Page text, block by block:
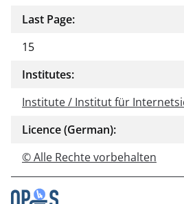
Last Page:
15
Institutes:
Institute / Institut für
Licence (German):
© Alle Rechte vorbehalten